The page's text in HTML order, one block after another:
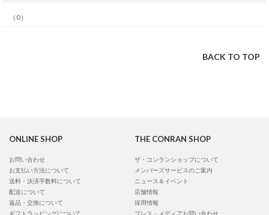
（0）
BACK TO TOP
ONLINE SHOP
お問い合わせ
お支払い方法について
送料・決済手数料について
配送について
返品・交換について
ギフトラッピングについて
THE CONRAN SHOP
ザ・コンランショップについて
メンバーズサービスのご案内
ニュース＆イベント
店舗情報
採用情報
プレス・メディアお問い合わせ